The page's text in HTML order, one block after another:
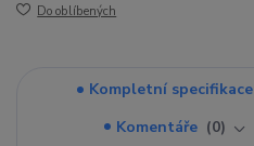
Do oblíbených
Kompletní specifikace
Komentáře
0